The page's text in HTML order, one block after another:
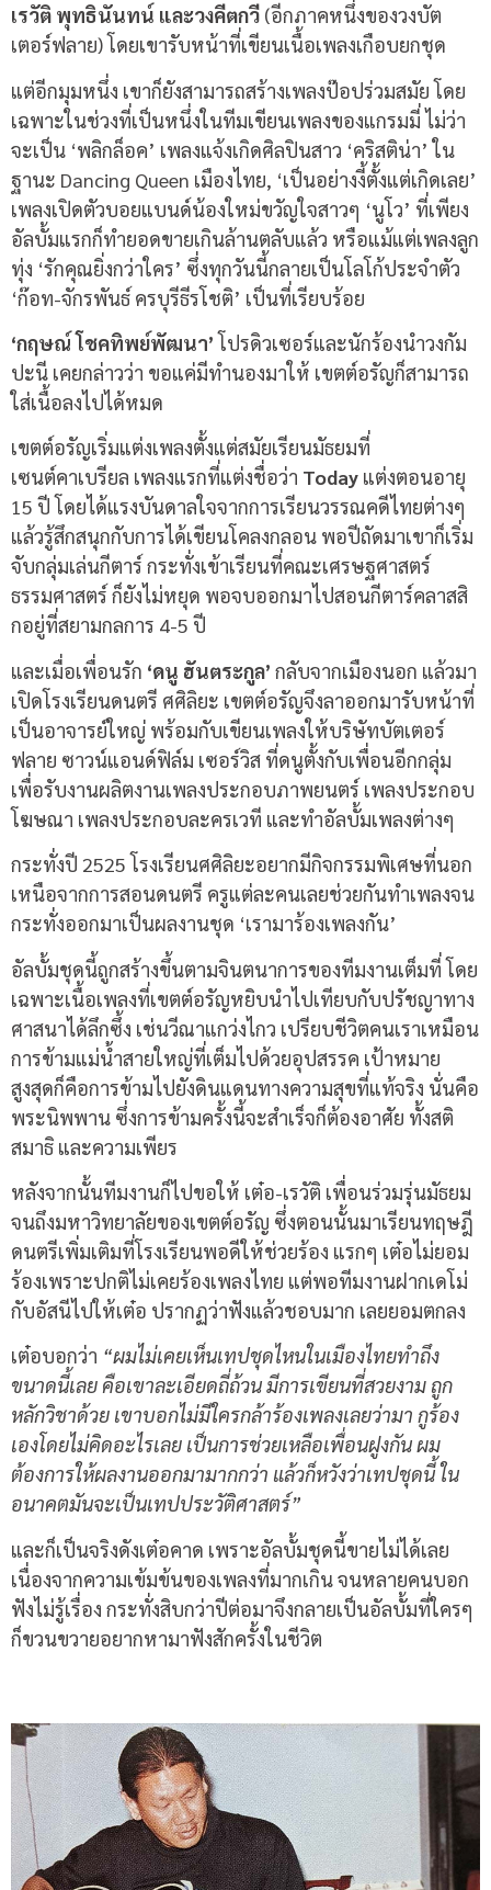
เรวัติ พุทธินันทน์ และวงคีตกวี (อีกภาคหนึ่งของวงบัต
เตอร์ฟลาย) โดยเขารับหน้าที่เขียนเนื้อเพลงเกือบยกชุด
แต่อีกมุมหนึ่ง เขาก็ยังสามารถสร้างเพลงป๊อปร่วมสมัย โดย
เฉพาะในช่วงที่เป็นหนึ่งในทีมเขียนเพลงของแกรมมี่ ไม่ว่า
จะเป็น ‘พลิกล็อค’ เพลงแจ้งเกิดศิลปินสาว ‘คริสติน่า’ ใน
ฐานะ Dancing Queen เมืองไทย, ‘เป็นอย่างงี้ตั้งแต่เกิดเลย’
เพลงเปิดตัวบอยแบนด์น้องใหม่ขวัญใจสาวๆ ‘นูโว’ ที่เพียง
อัลบั้มแรกก็ทำยอดขายเกินล้านตลับแล้ว หรือแม้แต่เพลงลูก
ทุ่ง ‘รักคุณยิ่งกว่าใคร’ ซึ่งทุกวันนี้กลายเป็นโลโก้ประจำตัว
‘ก๊อท-จักรพันธ์ ครบุรีธีรโชติ’ เป็นที่เรียบร้อย
‘กฤษณ์ โชคทิพย์พัฒนา’ โปรดิวเซอร์และนักร้องนำวงกัม
ปะนี เคยกล่าวว่า ขอแค่มีทำนองมาให้ เขตต์อรัญก็สามารถ
ใส่เนื้อลงไปได้หมด
เขตต์อรัญเริ่มแต่งเพลงตั้งแต่สมัยเรียนมัธยมที่
เซนต์คาเบรียล เพลงแรกที่แต่งชื่อว่า Today แต่งตอนอายุ
15 ปี โดยได้แรงบันดาลใจจากการเรียนวรรณคดีไทยต่างๆ
แล้วรู้สึกสนุกกับการได้เขียนโคลงกลอน พอปีถัดมาเขาก็เริ่ม
จับกลุ่มเล่นกีตาร์ กระทั่งเข้าเรียนที่คณะเศรษฐศาสตร์
ธรรมศาสตร์ ก็ยังไม่หยุด พอจบออกมาไปสอนกีตาร์คลาสสิ
กอยู่ที่สยามกลการ 4-5 ปี
และเมื่อเพื่อนรัก ‘ดนู ฮันตระกูล’ กลับจากเมืองนอก แล้วมา
เปิดโรงเรียนดนตรี ศศิลิยะ เขตต์อรัญจึงลาออกมารับหน้าที่
เป็นอาจารย์ใหญ่ พร้อมกับเขียนเพลงให้บริษัทบัตเตอร์
ฟลาย ซาวน์แอนด์ฟิล์ม เซอร์วิส ที่ดนูตั้งกับเพื่อนอีกกลุ่ม
เพื่อรับงานผลิตงานเพลงประกอบภาพยนตร์ เพลงประกอบ
โฆษณา เพลงประกอบละครเวที และทำอัลบั้มเพลงต่างๆ
กระทั่งปี 2525 โรงเรียนศศิลิยะอยากมีกิจกรรมพิเศษที่นอก
เหนือจากการสอนดนตรี ครูแต่ละคนเลยช่วยกันทำเพลงจน
กระทั่งออกมาเป็นผลงานชุด ‘เรามาร้องเพลงกัน’
อัลบั้มชุดนี้ถูกสร้างขึ้นตามจินตนาการของทีมงานเต็มที่ โดย
เฉพาะเนื้อเพลงที่เขตต์อรัญหยิบนำไปเทียบกับปรัชญาทาง
ศาสนาได้ลึกซึ้ง เช่นวีณาแกว่งไกว เปรียบชีวิตคนเราเหมือน
การข้ามแม่น้ำสายใหญ่ที่เต็มไปด้วยอุปสรรค เป้าหมาย
สูงสุดก็คือการข้ามไปยังดินแดนทางความสุขที่แท้จริง นั่นคือ
พระนิพพาน ซึ่งการข้ามครั้งนี้จะสำเร็จก็ต้องอาศัย ทั้งสติ
สมาธิ และความเพียร
หลังจากนั้นทีมงานก็ไปขอให้ เต๋อ-เรวัติ เพื่อนร่วมรุ่นมัธยม
จนถึงมหาวิทยาลัยของเขตต์อรัญ ซึ่งตอนนั้นมาเรียนทฤษฎี
ดนตรีเพิ่มเติมที่โรงเรียนพอดีให้ช่วยร้อง แรกๆ เต๋อไม่ยอม
ร้องเพราะปกติไม่เคยร้องเพลงไทย แต่พอทีมงานฝากเดโม่
กับอัสนีไปให้เต๋อ ปรากฏว่าฟังแล้วชอบมาก เลยยอมตกลง
เต๋อบอกว่า “ผมไม่เคยเห็นเทปชุดไหนในเมืองไทยทำถึง
ขนาดนี้เลย คือเขาละเอียดถี่ถ้วน มีการเขียนที่สวยงาม ถูก
หลักวิชาด้วย เขาบอกไม่มีใครกล้าร้องเพลงเลยว่ามา กูร้อง
เองโดยไม่คิดอะไรเลย เป็นการช่วยเหลือเพื่อนฝูงกัน ผม
ต้องการให้ผลงานออกมามากกว่า แล้วก็หวังว่าเทปชุดนี้ ใน
อนาคตมันจะเป็นเทปประวัติศาสตร์”
และก็เป็นจริงดังเต๋อคาด เพราะอัลบั้มชุดนี้ขายไม่ได้เลย
เนื่องจากความเข้มข้นของเพลงที่มากเกิน จนหลายคนบอก
ฟังไม่รู้เรื่อง กระทั่งสิบกว่าปีต่อมาจึงกลายเป็นอัลบั้มที่ใครๆ
ก็ขวนขวายอยากหามาฟังสักครั้งในชีวิต